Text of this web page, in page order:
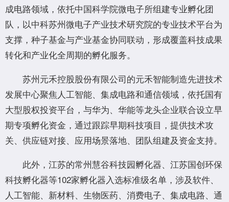
成电路领域，依托中国科学院微电子所组建专业孵化团
队，以中科苏州微电子产业技术研究院的专业技术平台为
支撑，种子基金与产业基金协同联动，形成覆盖科技成果
转化和产业化全周期的孵化服务。
苏州元禾控股股份有限公司的元禾智能制造先进技术
发展中心聚焦人工智能、集成电路和通信领域，依托国有
大型股权投资平台，与华为、华能等龙头企业联合设立早
期专项孵化资金，通过跟踪早期科技项目，提供技术攻
关、供应链对接、应用场景落地、团队组建及资金支持。
此外，江苏的常州慧谷科技园孵化器、江苏国创环保
科技孵化器等102家孵化器入选标准级名单，涉及软件、
人工智能、新材料、生物医药、消费电子、集成电路、通